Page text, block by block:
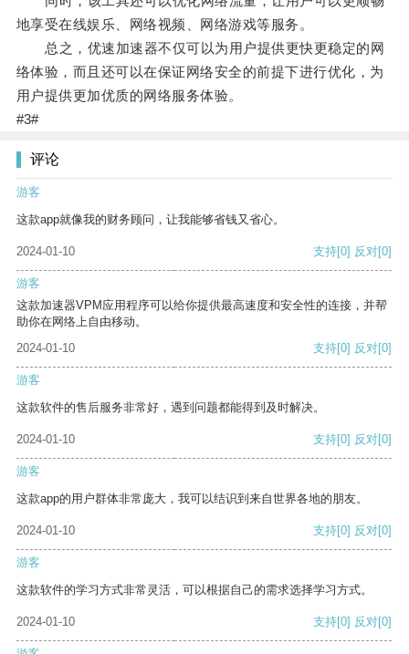
地享受在线娱乐、网络视频、网络游戏等服务。
总之，优速加速器不仅可以为用户提供更快更稳定的网
络体验，而且还可以在保证网络安全的前提下进行优化，为
用户提供更加优质的网络服务体验。
#3#
评论
游客
这款app就像我的财务顾问，让我能够省钱又省心。
2024-01-10 支持[0] 反对[0]
游客
这款加速器VPM应用程序可以给你提供最高速度和安全性的连接，并帮
助你在网络上自由移动。
2024-01-10
支持[0] 反对[0]
游客
这款软件的售后服务非常好，遇到问题都能得到及时解决。
2024-01-10 支持[0] 反对[0]
游客
这款app的用户群体非常庞大，我可以结识到来自世界各地的朋友。
2024-01-10 支持[0] 反对[0]
游客
这款软件的学习方式非常灵活，可以根据自己的需求选择学习方式。
2024-01-10 支持[0] 反对[0]